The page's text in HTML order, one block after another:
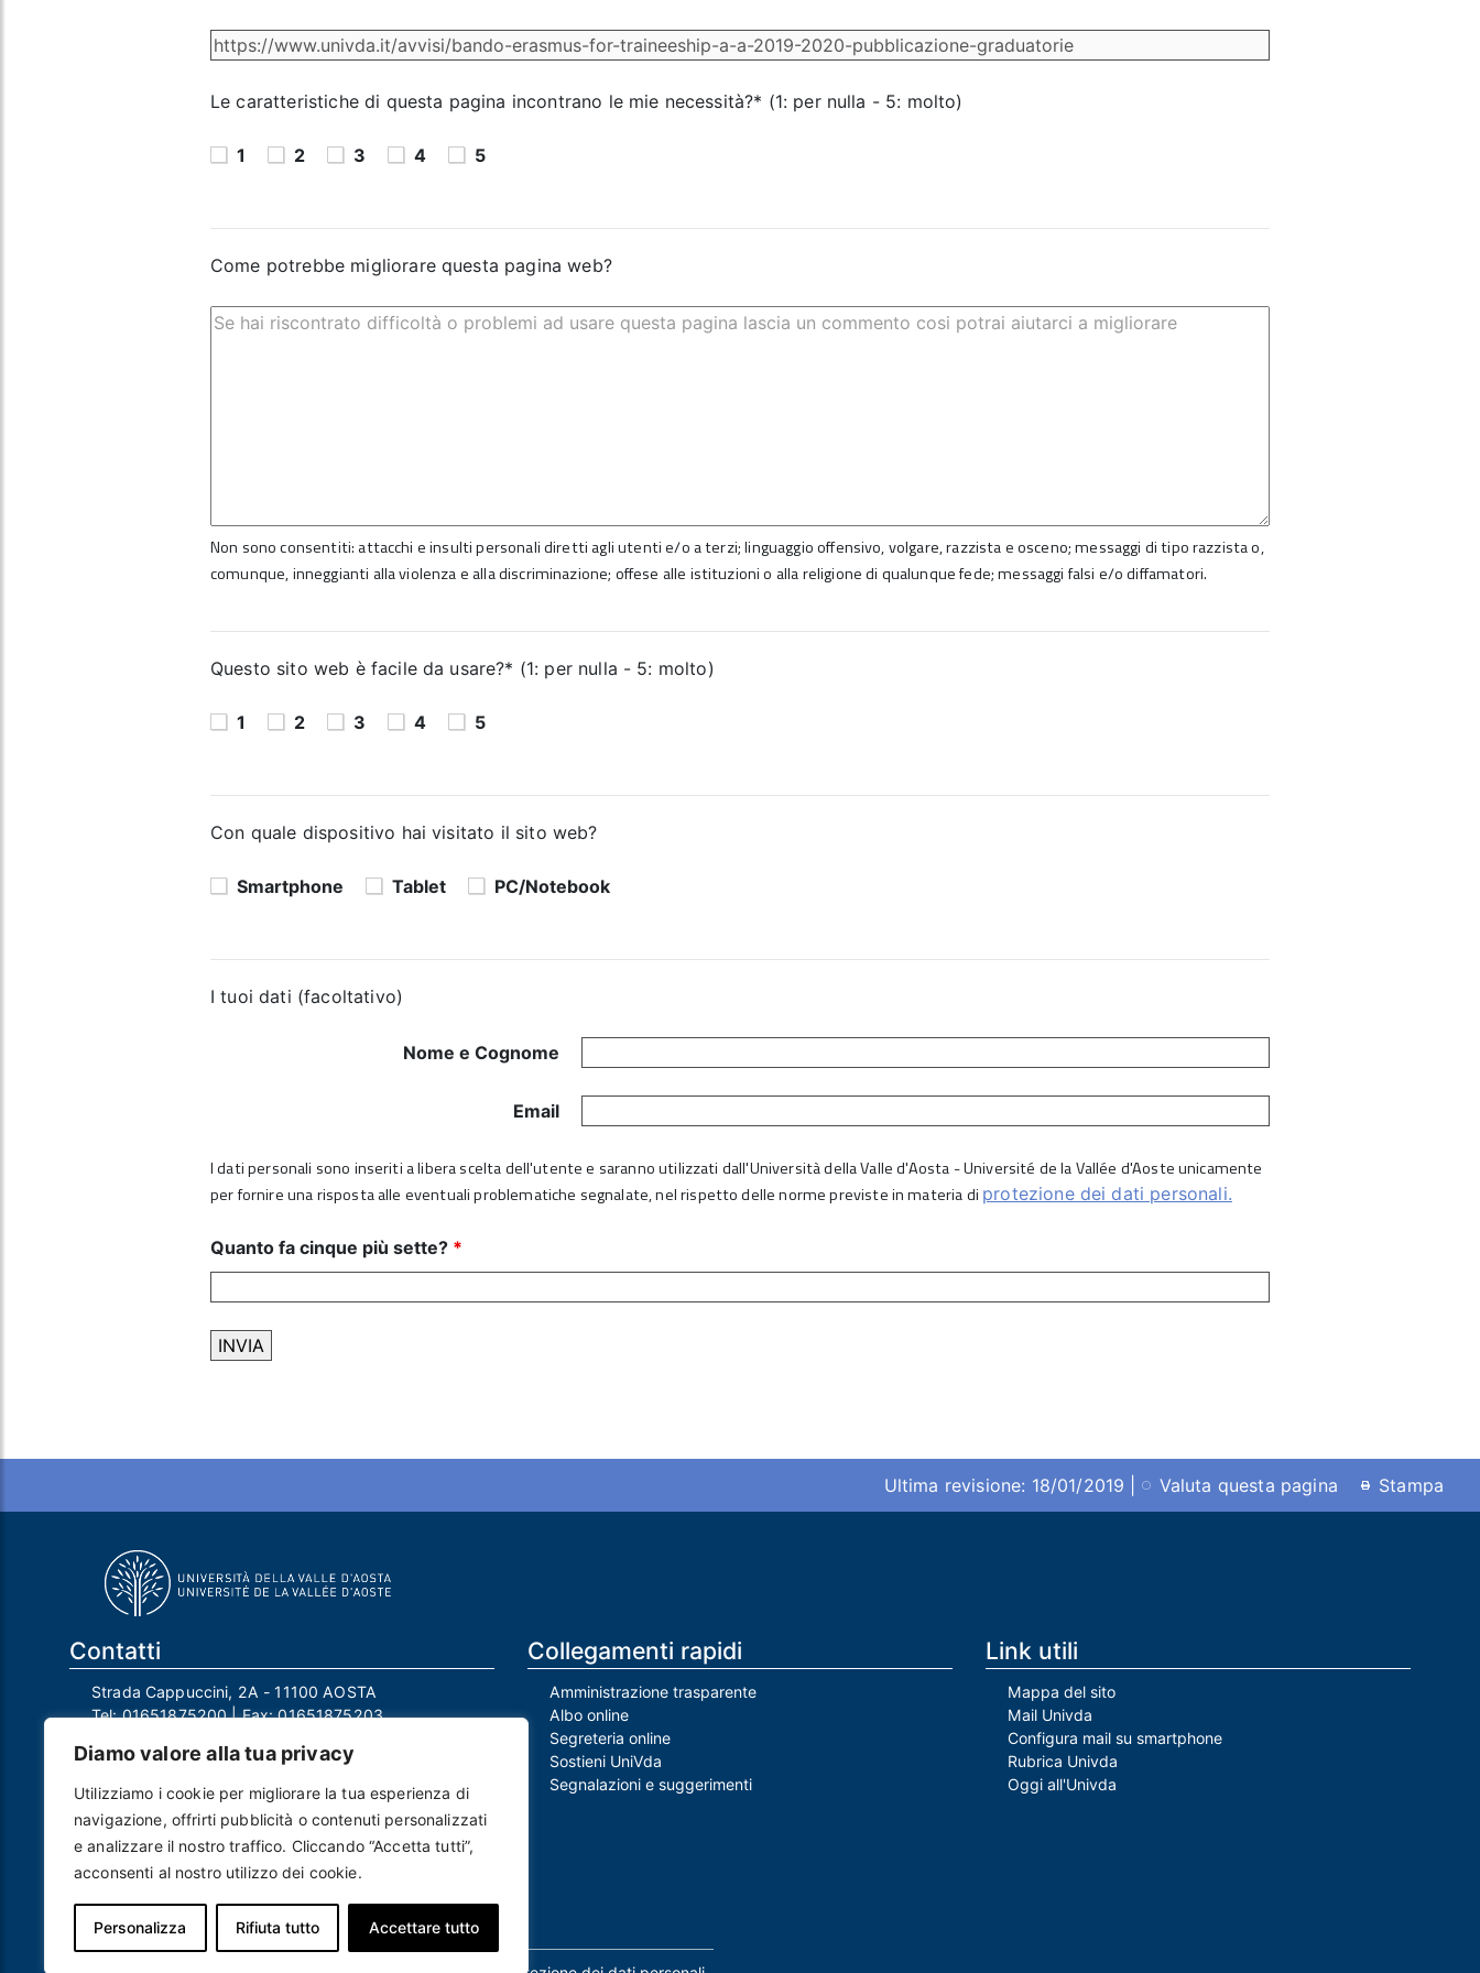
Diamo valore alla tua privacy
Utilizziamo i cookie per migliorare la tua esperienza di
navigazione, offrirti pubblicità o contenuti personalizzati
e analizzare il nostro traffico. Cliccando “Accetta tutti”,
acconsenti al nostro utilizzo dei cookie.
Personalizza Rifiuta tutto Accettare tutto
Le caratteristiche di questa pagina incontrano le mie necessità?* (1: per nulla - 5: molto)
1 2 3 4 5
Come potrebbe migliorare questa pagina web?
Non sono consentiti: attacchi e insulti personali diretti agli utenti e/o a terzi; linguaggio offensivo, volgare, razzista e osceno; messaggi di tipo razzista o,
comunque, inneggianti alla violenza e alla discriminazione; offese alle istituzioni o alla religione di qualunque fede; messaggi falsi e/o diffamatori.
Questo sito web è facile da usare?* (1: per nulla - 5: molto)
1 2 3 4 5
Con quale dispositivo hai visitato il sito web?
Smartphone Tablet PC/Notebook
I tuoi dati (facoltativo)
Nome e Cognome
Email
I dati personali sono inseriti a libera scelta dell'utente e saranno utilizzati dall'Università della Valle d'Aosta - Université de la Vallée d'Aoste unicamente
per fornire una risposta alle eventuali problematiche segnalate, nel rispetto delle norme previste in materia di protezione dei dati personali.
Quanto fa cinque più sette? *
Ultima revisione: 18/01/2019 | Valuta questa pagina Stampa
Contatti
Strada Cappuccini, 2A - 11100 AOSTA
Tel:01651875200| Fax:01651875203
Mail Responsabile Protezione dei Dati:
rpd@univda.it
Posta certificata:protocollo@pec.univda.it
P.IVA 01040890079 e C.F. 91041130070
Codice Univoco Ufficio: UF2EU2
Nome ufficio: Uff_eFatturaPA
Codice IPA: uvdau_ao
Collegamenti rapidi
Amministrazione trasparente
Albo online
Segreteria online
Sostieni UniVda
Segnalazioni e suggerimenti
Link utili
Mappa del sito
Mail Univda
Configura mail su smartphone
Rubrica Univda
Oggi all'Univda